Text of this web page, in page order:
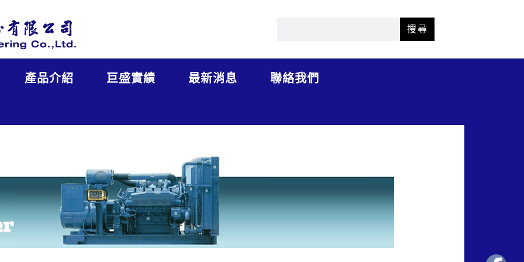
搜尋
產品介紹 巨盛實績 最新消息 聯絡我們